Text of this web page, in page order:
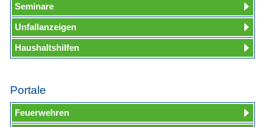
Seminare
Unfallanzeigen
Haushaltshilfen
Portale
Feuerwehren